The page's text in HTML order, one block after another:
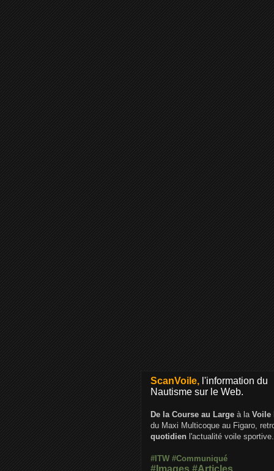
ScanVoile, l'information du
Nautisme sur le Web.
De la Course au Large à la Voile
du Maxi Multicoque au Figaro,
quotidien l'actualité voile sportive.
#ITW #Communiqué
#Images #Articles